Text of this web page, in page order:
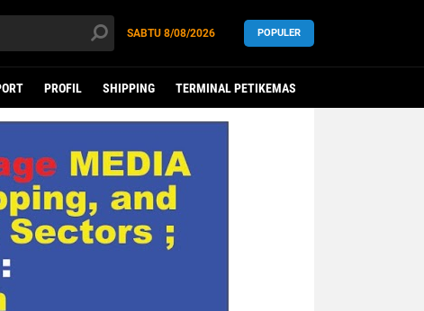
SABTU 8/08/2026 POPULER
PROFIL SHIPPING TERMINAL PETIKEMAS